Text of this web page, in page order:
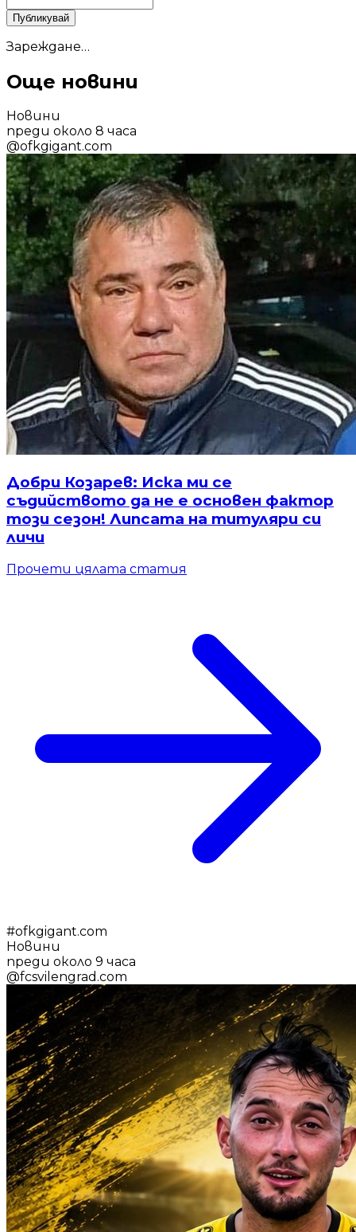
Публикувай
Зареждане…
Още новини
Новини
преди около 8 часа
@ofkgigant.com
Добри Козарев: Иска ми се
съдийството да не е основен фактор
този сезон! Липсата на титуляри си
личи
Прочети цялата статия
#ofkgigant.com
Новини
преди около 9 часа
@fcsvilengrad.com